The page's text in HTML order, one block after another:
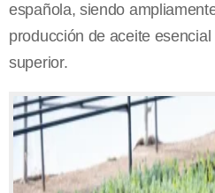
española, siendo
producción de aceite
superior.